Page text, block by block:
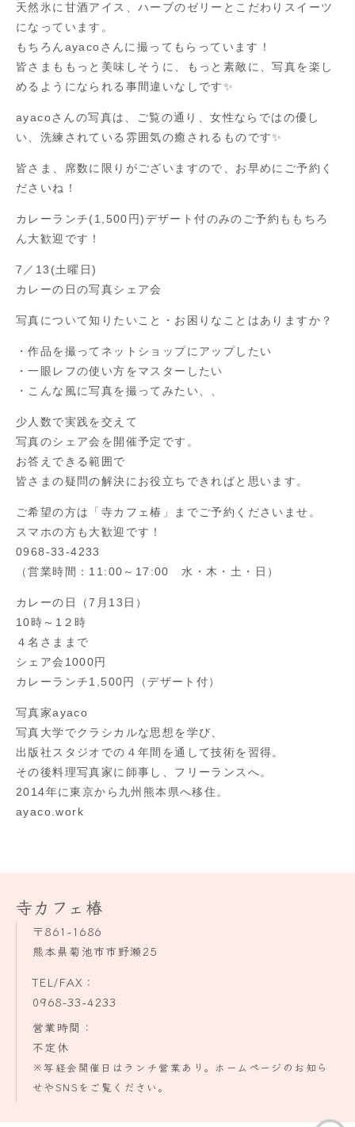
天然氷に甘酒アイス、ハーブのゼリーとこだわりスイーツ
になっています。
もちろんayacoさんに撮ってもらっています！
皆さまももっと美味しそうに、もっと素敵に、写真を楽し
めるようになられる事間違いなしです✨
ayacoさんの写真は、ご覧の通り、女性ならではの優し
い、洗練されている雰囲気の癒されるものです✨
皆さま、席数に限りがございますので、お早めにご予約く
ださいね！
カレーランチ(1,500円)デザート付のみのご予約ももちろ
ん大歓迎です！
7／13(土曜日)
カレーの日の写真シェア会
写真について知りたいこと・お困りなことはありますか？
・作品を撮ってネットショップにアップしたい
・一眼レフの使い方をマスターしたい
・こんな風に写真を撮ってみたい、、
少人数で実践を交えて
写真のシェア会を開催予定です。
お答えできる範囲で
皆さまの疑問の解決にお役立ちできればと思います。
ご希望の方は「寺カフェ椿」までご予約くださいませ。
スマホの方も大歓迎です！
0968-33-4233
（営業時間：11:00～17:00 水・木・土・日）
カレーの日（7月13日）
10時～1２時
４名さままで
シェア会1000円
カレーランチ1,500円（デザート付）
写真家ayaco
写真大学でクラシカルな思想を学び、
出版社スタジオでの４年間を通して技術を習得。
その後料理写真家に師事し、フリーランスへ。
2014年に東京から九州熊本県へ移住。
ayaco.work
寺カフェ椿
〒861-1686
熊本県菊池市市野瀬25
TEL/FAX：
0968-33-4233
営業時間：
不定休
※写経会開催日はランチ営業あり。ホームページのお知ら
せやSNSをご覧ください。